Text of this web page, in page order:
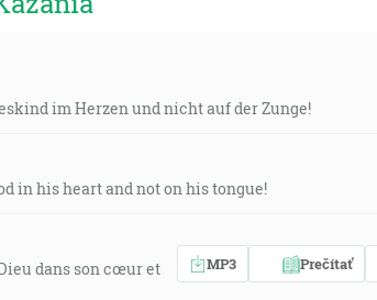
im Herzen und nicht auf der Zunge!
in his heart and not on his tongue!
dans son cœur et
MP3 Prečítať